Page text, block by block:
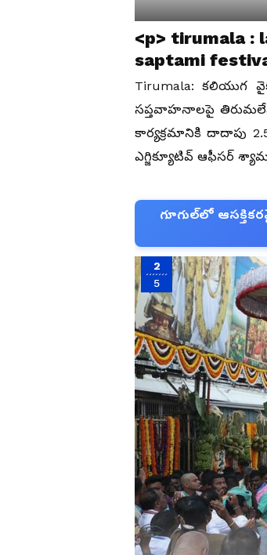
<p> tirumala :
saptami
rma&nbsp;</p>
Tirumala: కలియుగ
సప్తవాహనాలపై
కార్యక్రమానికి దాదాపు
ఎగ్జిక్యూటివ్ ఆఫీసర్
గూగుల్‌లో
2
5